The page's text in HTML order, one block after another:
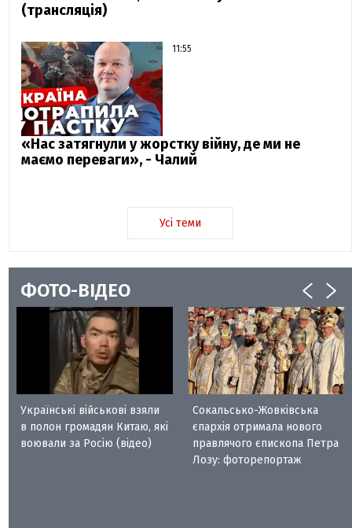
(трансляція)
11:55
«Нас затягнули у жорстку війну, де ми не
маємо переваги», - Чалий
Усі теми
ФОТО-ВІДЕО
Українські військові взяли
в полон громадян Китаю, які
воювали за Росію (відео)
Сокальсько-Жовківська
єпархія отримала нового
правлячого єпископа Петра
Лозу: фоторепортаж